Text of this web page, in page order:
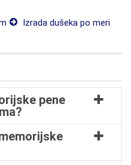
Izrada dušeka po meri
pene